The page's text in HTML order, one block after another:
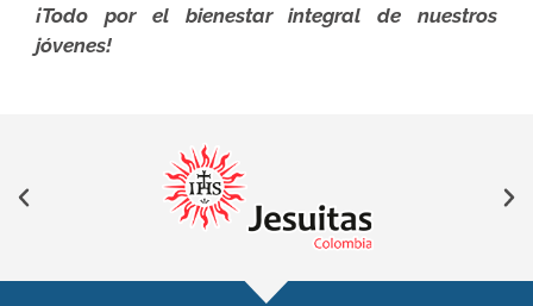
¡Todo por el bienestar integral de nuestros
jóvenes!